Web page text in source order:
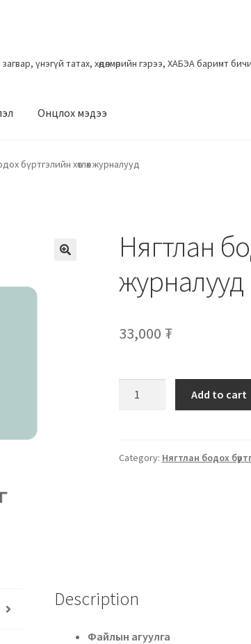
үнэгүй татах, хөдөлмөрийн гэрээ, ХАБЭА баримт
Онцлох мэдээ
бүртгэлийн хөтлөх журналууд
Нягтлан
журналууд
33,000 ₮
Add to cart
Category: Нягтлан бодох
Description